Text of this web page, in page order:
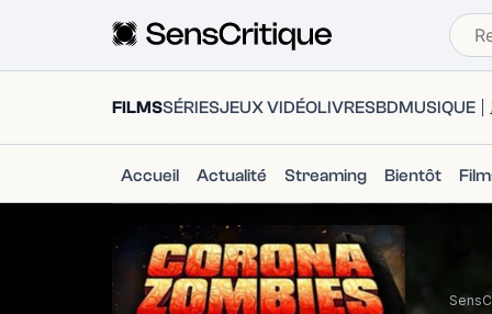
FILMSSÉRIESJEUX VIDÉOLIVRESBDMUSIQUE
Accueil Actualité Streaming Bientôt